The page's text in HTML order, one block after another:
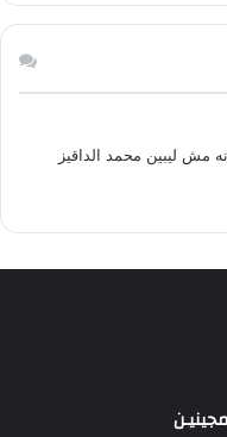
مش ليبين محمد الداقيز